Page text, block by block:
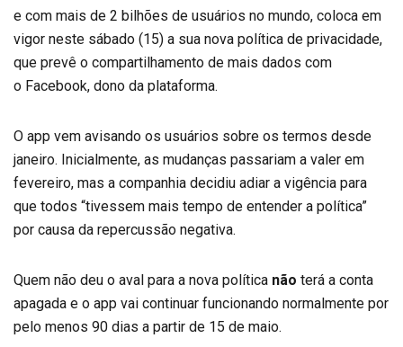
e com mais de 2 bilhões de usuários no mundo, coloca em
vigor neste sábado (15) a sua nova política de privacidade,
que prevê o compartilhamento de mais dados com
o Facebook, dono da plataforma.
O app vem avisando os usuários sobre os termos desde
janeiro. Inicialmente, as mudanças passariam a valer em
fevereiro, mas a companhia decidiu adiar a vigência para
que todos “tivessem mais tempo de entender a política”
por causa da repercussão negativa.
Quem não deu o aval para a nova política não terá a conta
apagada e o app vai continuar funcionando normalmente por
pelo menos 90 dias a partir de 15 de maio.